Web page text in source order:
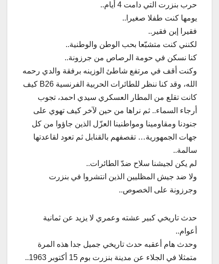
حرب بنزرت التي دامت 4 أيام..
يومها كنت طفلا صغيرا..
فقيرا إبن فقير..
لكنني كنت متشبّعا بحب الوطن والوطنية..
كنا نسكن في حومة الرصاص من جرزونة..
وكنت أقف في مرتفع شاطئ الوزينه برفقة والدي رحمه
الله، وقد كنا ننظر للطائرات الحربية الفرنسية B26 كيف
كانت تقلع من المطار العسكري سيدي احمد، تجوب
أرجاء السماء.. ثم نراها من حين لآخر كيف تهوي على
جنودنا ومقاومينا ومواطنينا العزّل الذين جاؤوا من كل
جهات الجمهورية… تقصفهم بالقنابل ثم تعود لقاعدتها
سالمة..
لم يكن لجيشنا سلاح ضدّ الطائرات..
ولا ضد جيش المظليين الذين انتشروا في بنزرت
وجرزونة على الخصوص..
حدث تاريخي كبير عشته وعمري لا يزيد عن ثمانية
أعوام..
وحدث هام أعقبه حدث تاريخي جميل جدا هذه المرة
متمثلا في الجلاء عن مدينة بنزرت بوم 15 أكتوبر 1963..